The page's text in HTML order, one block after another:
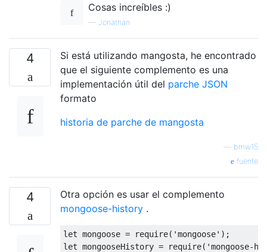
Cosas increíbles :)
— Jonathan
4
Si está utilizando mangosta, he encontrado
que el siguiente complemento es una
implementación útil del parche JSON
formato
historia de parche de mangosta
bmw15
fuente
4
Otra opción es usar el complemento
mongoose-history .
let mongoose = require( 'mongoose' );
let mongooseHistory = require( 'mongoose-